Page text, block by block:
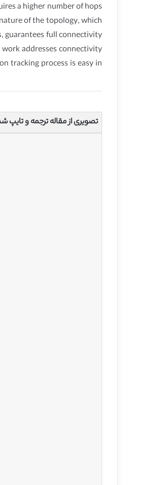
a higher number of hops
of the topology, which
guarantees full connectivity
addresses connectivity
tracking process is easy in
تصویری از مقاله ترجمه و تایپ